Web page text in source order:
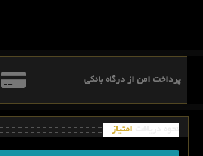
پرداخت امن از درگاه بانکی
امتیاز